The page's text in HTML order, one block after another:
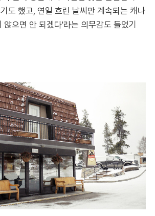
도 했고, 연일 흐린 날씨만 계속되는 캐나
않으면 안 되겠다'라는 의무감도 들었기